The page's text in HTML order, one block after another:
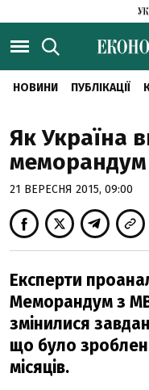
НОВИНИ ПУБЛІКАЦІЇ
Як Україна
21 ВЕРЕСНЯ 2015, 09:00
Експерти
Меморандум з
змінилися
що було
місяців.